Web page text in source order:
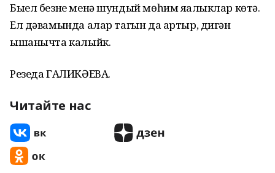
Быел безне менә шундый мөһим яңалыклар көтә.
Ел дәвамында алар тагын да артыр, дигән
ышанычта калыйк.
Резеда ГАЛИКӘЕВА.
Читайте нас